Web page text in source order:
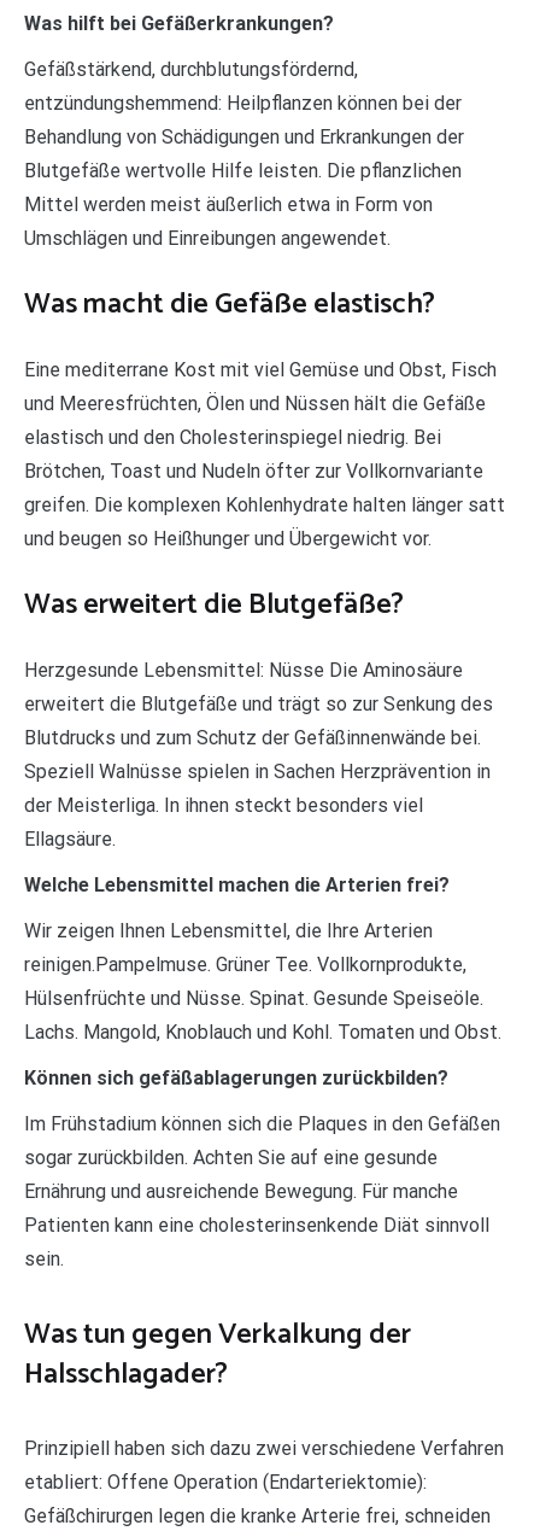
Was hilft bei Gefäßerkrankungen?
Gefäßstärkend, durchblutungsfördernd,
entzündungshemmend: Heilpflanzen können bei der
Behandlung von Schädigungen und Erkrankungen der
Blutgefäße wertvolle Hilfe leisten. Die pflanzlichen
Mittel werden meist äußerlich etwa in Form von
Umschlägen und Einreibungen angewendet.
Was macht die Gefäße elastisch?
Eine mediterrane Kost mit viel Gemüse und Obst, Fisch
und Meeresfrüchten, Ölen und Nüssen hält die Gefäße
elastisch und den Cholesterinspiegel niedrig. Bei
Brötchen, Toast und Nudeln öfter zur Vollkornvariante
greifen. Die komplexen Kohlenhydrate halten länger satt
und beugen so Heißhunger und Übergewicht vor.
Was erweitert die Blutgefäße?
Herzgesunde Lebensmittel: Nüsse Die Aminosäure
erweitert die Blutgefäße und trägt so zur Senkung des
Blutdrucks und zum Schutz der Gefäßinnenwände bei.
Speziell Walnüsse spielen in Sachen Herzprävention in
der Meisterliga. In ihnen steckt besonders viel
Ellagsäure.
Welche Lebensmittel machen die Arterien frei?
Wir zeigen Ihnen Lebensmittel, die Ihre Arterien
reinigen.Pampelmuse. Grüner Tee. Vollkornprodukte,
Hülsenfrüchte und Nüsse. Spinat. Gesunde Speiseöle.
Lachs. Mangold, Knoblauch und Kohl. Tomaten und Obst.
Können sich gefäßablagerungen zurückbilden?
Im Frühstadium können sich die Plaques in den Gefäßen
sogar zurückbilden. Achten Sie auf eine gesunde
Ernährung und ausreichende Bewegung. Für manche
Patienten kann eine cholesterinsenkende Diät sinnvoll
sein.
Was tun gegen Verkalkung der
Halsschlagader?
Prinzipiell haben sich dazu zwei verschiedene Verfahren
etabliert: Offene Operation (Endarteriektomie):
Gefäßchirurgen legen die kranke Arterie frei, schneiden